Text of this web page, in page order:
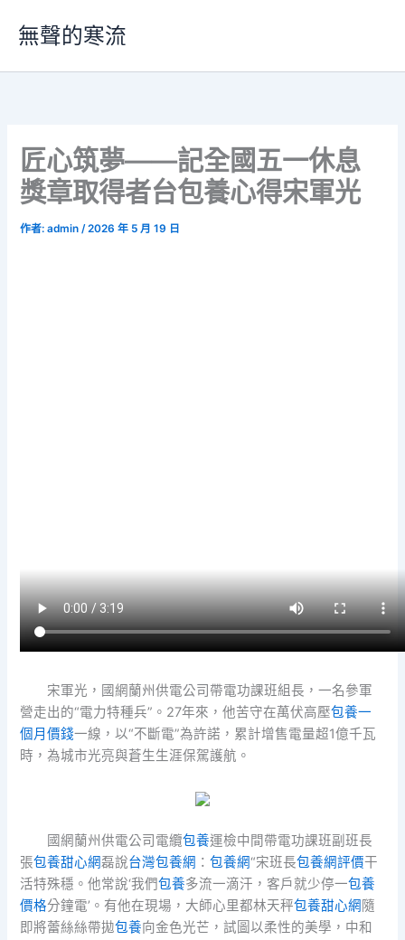
要
無聲的寒流
匠心筑夢——記全國五一休息
獎章取得者台包養心得宋軍光
作者:admin/2026 年 5 月 19 日
宋軍光，國網蘭州供電公司帶電功課班組長，一名參軍
營走出的“電力特種兵”。27年來，他苦守在萬伏高壓包養一
個月價錢一線，以“不斷電”為許諾，累計增售電量超1億千瓦
時，為城市光亮與蒼生生涯保駕護航。
國網蘭州供電公司電纜包養運檢中間帶電功課班副班長
張包養甜心網磊說台灣包養網 ：包養網“宋班長包養網評價干
活特殊穩。他常說‘我們包養多流一滴汗，客戶就少停一包養
價格分鐘電’。有他在現場，大師心里都林天秤包養甜心網 隨
即將蕾絲絲帶拋包養向金色光芒，試圖以柔性的美學，中和